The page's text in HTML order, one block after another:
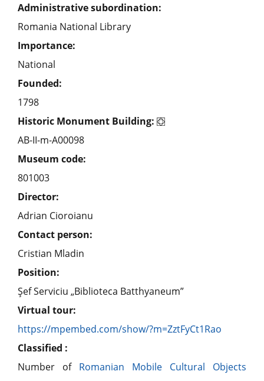
Administrative subordination:
Romania National Library
Importance:
National
Founded:
1798
Historic Monument Building:
AB-II-m-A00098
Museum code:
801003
Director:
Adrian Cioroianu
Contact person:
Cristian Mladin
Position:
Şef Serviciu „Biblioteca Batthyaneum”
Virtual tour:
https://mpembed.com/show/?m=ZztFyCt1Rao
Classified :
Number of Romanian Mobile Cultural Objects